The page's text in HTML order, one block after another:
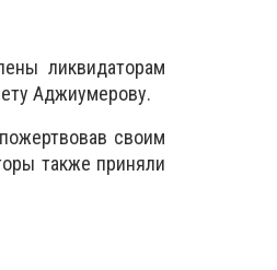
ликвидаторам
Аджиумерову.
своим
также приняли